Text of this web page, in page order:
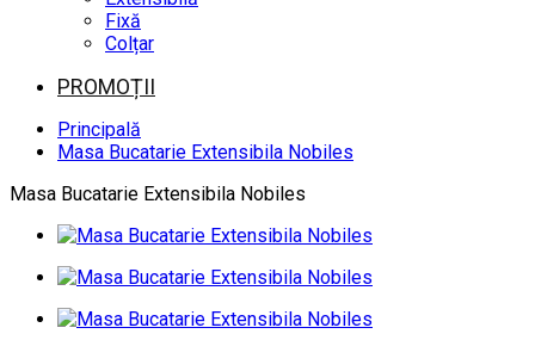
Fixă
Colțar
PROMOȚII
Principală
Masa Bucatarie Extensibila Nobiles
Masa Bucatarie Extensibila Nobiles